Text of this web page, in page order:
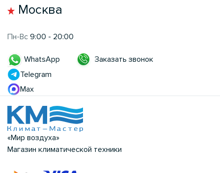
Москва
Пн-Вс 9:00 - 20:00
WhatsApp
Telegram
Max
Заказать звонок
«Мир воздуха»
Магазин климатической техники